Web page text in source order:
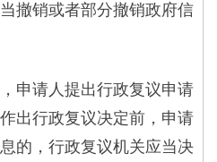
销或者部分撤销政府信
请人提出行政复议申请
出行政复议决定前，申请
的，行政复议机关应当决